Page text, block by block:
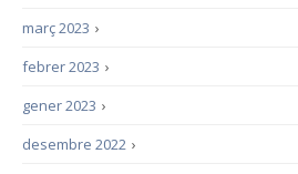
›
març 2023
›
febrer 2023
›
gener 2023
›
desembre 2022